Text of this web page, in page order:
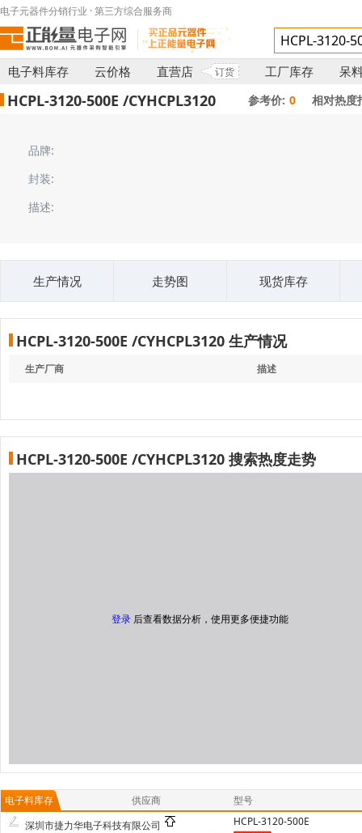
电子元器件分销行业 · 第三方综合服务商
电子料库存 云价格 直营店 订货 工厂库存 呆
HCPL-3120-500E /CYHCPL3120 参考价: 0 相对热度
品牌:
封装:
描述:
生产情况 走势图 现货库存
HCPL-3120-500E /CYHCPL3120 生产情况
生产厂商 描述
HCPL-3120-500E /CYHCPL3120 搜索热度走势
登录 后查看数据分析，使用更多便捷功能
电子料库存 供应商
型号
深圳市捷力华电子科技有限公司
HCPL-3120-500E